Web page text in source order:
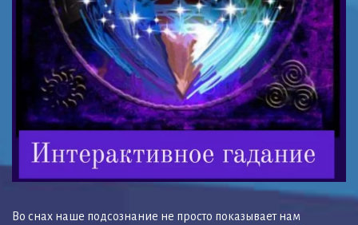
Во снах наше подсознание не просто показывает нам